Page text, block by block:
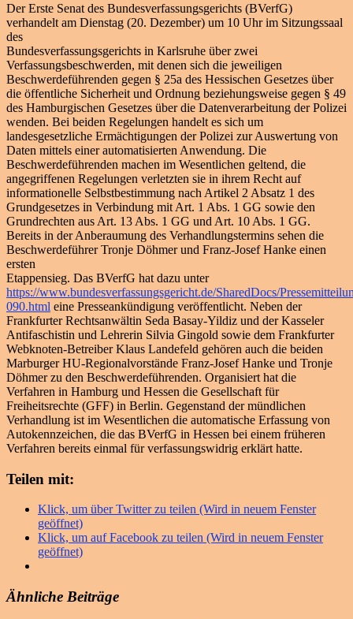
Der Erste Senat des Bundesverfassungsgerichts (BVerfG)
verhandelt am Dienstag (20. Dezember) um 10 Uhr im Sitzungssaal
des
Bundesverfassungsgerichts in Karlsruhe über zwei
Verfassungsbeschwerden, mit denen sich die jeweiligen
Beschwerdeführenden gegen § 25a des Hessischen Gesetzes über
die öffentliche Sicherheit und Ordnung beziehungsweise gegen § 49
des Hamburgischen Gesetzes über die Datenverarbeitung der Polizei
wenden. Bei beiden Regelungen handelt es sich um
landesgesetzliche Ermächtigungen der Polizei zur Auswertung von
Daten mittels einer automatisierten Anwendung. Die
Beschwerdeführenden machen im Wesentlichen geltend, die
angegriffenen Regelungen verletzten sie in ihrem Recht auf
informationelle Selbstbestimmung nach Artikel 2 Absatz 1 des
Grundgesetzes in Verbindung mit Art. 1 Abs. 1 GG sowie den
Grundrechten aus Art. 13 Abs. 1 GG und Art. 10 Abs. 1 GG.
Bereits in der Anberaumung des Verhandlungstermins sehen die
Beschwerdeführer Tronje Döhmer und Franz-Josef Hanke einen
ersten
Etappensieg. Das BVerfG hat dazu unter
https://www.bundesverfassungsgericht.de/SharedDocs/
090.html eine Presseankündigung veröffentlicht. Neben der
Frankfurter Rechtsanwältin Seda Basay-Yildiz und der Kasseler
Antifaschistin und Lehrerin Silvia Gingold sowie dem Frankfurter
Webknoten-Betreiber Klaus Landefeld gehören auch die beiden
Marburger HU-Regionalvorstände Franz-Josef Hanke und Tronje
Döhmer zu den Beschwerdeführenden. Organisiert hat die
Verfahren in Hamburg und Hessen die Gesellschaft für
Freiheitsrechte (GFF) in Berlin. Gegenstand der mündlichen
Verhandlung ist im Wesentlichen die automatische Erfassung von
Autokennzeichen, die das BVerfG in Hessen bei einem früheren
Verfahren bereits einmal für verfassungswidrig erklärt hatte.
Teilen mit:
Klick, um über Twitter zu teilen (Wird in neuem Fenster
geöffnet)
Klick, um auf Facebook zu teilen (Wird in neuem Fenster
geöffnet)
Ähnliche Beiträge